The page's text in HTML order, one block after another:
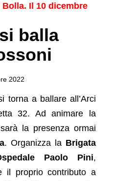
Bolla. Il 10 dicembre
balla
2022
torna a ballare all’Arci
32. Ad animare la
la presenza ormai
. Organizza la Brigata
Paolo Pini,
il proprio contributo a